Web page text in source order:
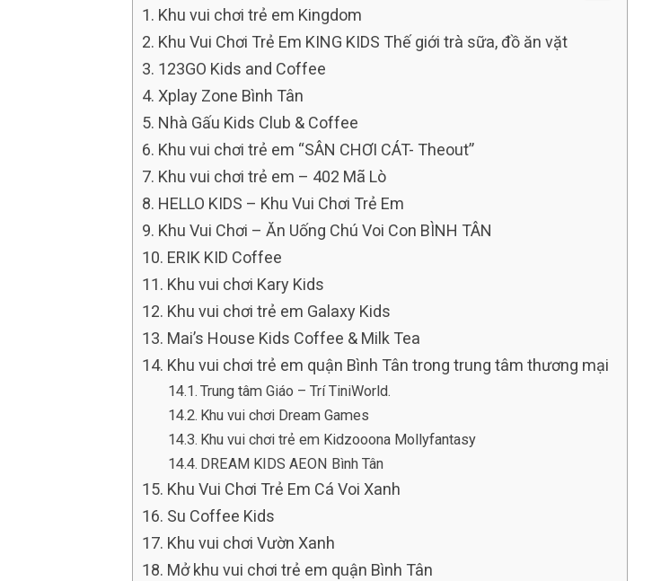
Khu vui chơi trẻ em Kingdom
Khu Vui Chơi Trẻ Em KING KIDS Thế giới trà sữa, đồ ăn vặt
123GO Kids and Coffee
Xplay Zone Bình Tân
Nhà Gấu Kids Club & Coffee
Khu vui chơi trẻ em “SÂN CHƠI CÁT- Theout”
Khu vui chơi trẻ em – 402 Mã Lò
HELLO KIDS – Khu Vui Chơi Trẻ Em
Khu Vui Chơi – Ăn Uống Chú Voi Con BÌNH TÂN
ERIK KID Coffee
Khu vui chơi Kary Kids
Khu vui chơi trẻ em Galaxy Kids
Mai’s House Kids Coffee & Milk Tea
Khu vui chơi trẻ em quận Bình Tân trong trung tâm thương mại
Trung tâm Giáo – Trí TiniWorld.
Khu vui chơi Dream Games
Khu vui chơi trẻ em Kidzooona Mollyfantasy
DREAM KIDS AEON Bình Tân
Khu Vui Chơi Trẻ Em Cá Voi Xanh
Su Coffee Kids
Khu vui chơi Vườn Xanh
Mở khu vui chơi trẻ em quận Bình Tân